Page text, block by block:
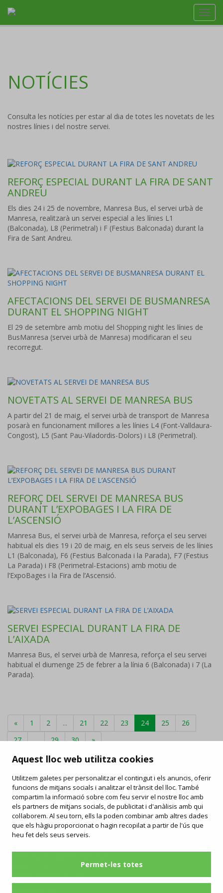
Aquest lloc web utilitza cookies
Utilitzem galetes per personalitzar el contingut i els anuncis, oferir
funcions de mitjans socials i analitzar el trànsit del lloc. També
compartim la informació sobre com feu servir el nostre lloc amb
els partners de mitjans socials, de publicitat i d'anàlisis amb qui
col·laborem. Al seu torn, ells la poden combinar amb altres dades
que els hàgiu proporcionat o hagin recopilat a partir de l'ús que
heu fet dels seus serveis.
Permet-les totes
NOTÍCIES
Consulta les notícies per estar al dia de totes les novetats de les
nostres línies i del nostre servei.
REFORÇ ESPECIAL DURANT LA FIRA DE SANT
ANDREU
Els dies 24 i 25 de novembre, Manresa Bus, el servei urbà de
Manresa, realitzarà un servei especial a les línies L1
(Balconada), L8 (Perimetral) i F (Festius Balconada) durant la
Fira de Sant Andreu.
AFECTACIONS DEL SERVEI DE BUSMANRESA
DURANT EL SHOPPING NIGHT
El 29 de setembre amb motiu del Shopping night les línies de
BusManresa (servei urbà de Manresa) modificaran el seu
recorregut.
NOVETATS AL SERVEI DE MANRESA BUS
A partir del 21 de maig, el servei urbà de transport de Manresa
posarà en funcionament millores a les línies L4 (Font-Valldaura-
Congost), L5 (Sant Pau-Viladordis-Dolors) i L8 (Perimetral).
REFORÇ DEL SERVEI DE MANRESA BUS
DURANT L’EXPOBAGES I LA FIRA DE
L’ASCENSIÓ
Manresa Bus, el servei urbà de Manresa, reforça el seu servei
habitual els dies 19 i 20 de maig, en els seus serveis de les línies
L1 (Balconada), F6 (Festius Balconada i la Parada), F7 (Festius
La Parada) i F8 (Perimetral-Estacions) amb motiu de
l’ExpoBages i la Fira de l’Ascensió.
SERVEI ESPECIAL DURANT LA FIRA DE
L’AIXADA
Manresa Bus, el servei urbà de Manresa, reforça el seu servei
habitual el diumenge 25 de febrer a la línia 6 (Balconada) i 7 (La
Parada).
« 1 2 ... 21 22 23 24 25
26
27
... 29 30 »
FAQ/Drets i deures/Carta de serveis /Enllaços d'interès/
Objectes perduts /Ofertes de feina/Informació publicitat
Contacta
urba@manresabus.com
Segueix-nos